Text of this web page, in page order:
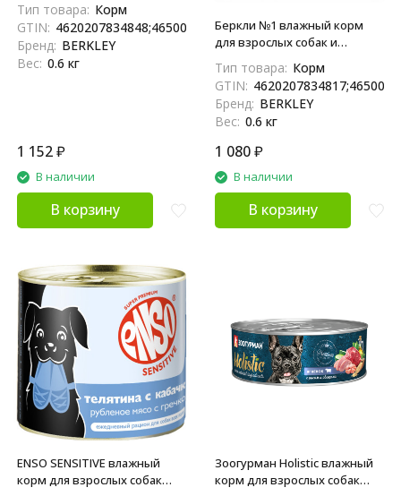
кроликом, в консервах - 100 г
x 6 шт
Тип товара: Корм
GTIN: 4620207834848;4650094044693
Бренд: BERKLEY
Вес: 0.6 кг
1 152₽
В наличии
В корзину
Беркли №1 влажный корм
для взрослых собак и
говядиной, в консервах - 100
г x 6 шт
Тип товара: Корм
GTIN:
Бренд: BERKLEY
Вес: 0.6 кг
1 080₽
В наличии
В корзину
ENSO SENSITIVE влажный
корм для взрослых собак
Зоогурман Holistic влажный
корм для взрослых собак